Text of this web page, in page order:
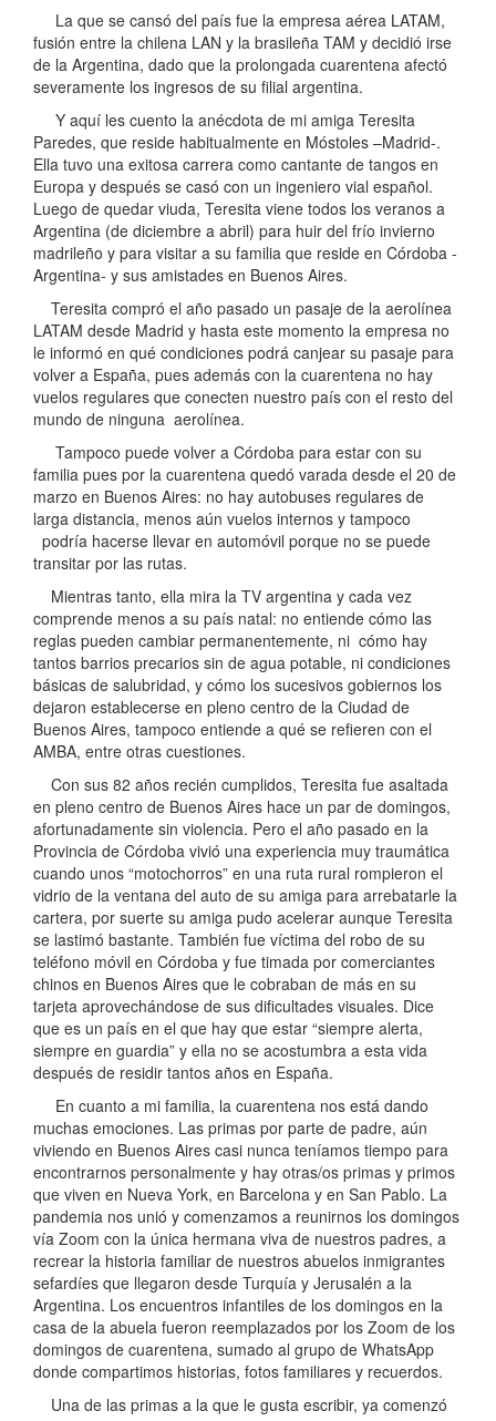
La que se cansó del país fue la empresa aérea LATAM,
fusión entre la chilena LAN y la brasileña TAM y decidió irse
de la Argentina, dado que la prolongada cuarentena afectó
severamente los ingresos de su filial argentina.
Y aquí les cuento la anécdota de mi amiga Teresita
Paredes, que reside habitualmente en Móstoles –Madrid-.
Ella tuvo una exitosa carrera como cantante de tangos en
Europa y después se casó con un ingeniero vial español.
Luego de quedar viuda, Teresita viene todos los veranos a
Argentina (de diciembre a abril) para huir del frío invierno
madrileño y para visitar a su familia que reside en Córdoba -
Argentina- y sus amistades en Buenos Aires.
Teresita compró el año pasado un pasaje de la aerolínea
LATAM desde Madrid y hasta este momento la empresa no
le informó en qué condiciones podrá canjear su pasaje para
volver a España, pues además con la cuarentena no hay
vuelos regulares que conecten nuestro país con el resto del
mundo de ninguna aerolínea.
Tampoco puede volver a Córdoba para estar con su
familia pues por la cuarentena quedó varada desde el 20 de
marzo en Buenos Aires: no hay autobuses regulares de
larga distancia, menos aún vuelos internos y tampoco
podría hacerse llevar en automóvil porque no se puede
transitar por las rutas.
Mientras tanto, ella mira la TV argentina y cada vez
comprende menos a su país natal: no entiende cómo las
reglas pueden cambiar permanentemente, ni cómo hay
tantos barrios precarios sin de agua potable, ni condiciones
básicas de salubridad, y cómo los sucesivos gobiernos los
dejaron establecerse en pleno centro de la Ciudad de
Buenos Aires, tampoco entiende a qué se refieren con el
AMBA, entre otras cuestiones.
Con sus 82 años recién cumplidos, Teresita fue asaltada
en pleno centro de Buenos Aires hace un par de domingos,
afortunadamente sin violencia. Pero el año pasado en la
Provincia de Córdoba vivió una experiencia muy traumática
cuando unos “motochorros” en una ruta rural rompieron el
vidrio de la ventana del auto de su amiga para arrebatarle la
cartera, por suerte su amiga pudo acelerar aunque Teresita
se lastimó bastante. También fue víctima del robo de su
teléfono móvil en Córdoba y fue timada por comerciantes
chinos en Buenos Aires que le cobraban de más en su
tarjeta aprovechándose de sus dificultades visuales. Dice
que es un país en el que hay que estar “siempre alerta,
siempre en guardia” y ella no se acostumbra a esta vida
después de residir tantos años en España.
En cuanto a mi familia, la cuarentena nos está dando
muchas emociones. Las primas por parte de padre, aún
viviendo en Buenos Aires casi nunca teníamos tiempo para
encontrarnos personalmente y hay otras/os primas y primos
que viven en Nueva York, en Barcelona y en San Pablo. La
pandemia nos unió y comenzamos a reunirnos los domingos
vía Zoom con la única hermana viva de nuestros padres, a
recrear la historia familiar de nuestros abuelos inmigrantes
sefardíes que llegaron desde Turquía y Jerusalén a la
Argentina. Los encuentros infantiles de los domingos en la
casa de la abuela fueron reemplazados por los Zoom de los
domingos de cuarentena, sumado al grupo de WhatsApp
donde compartimos historias, fotos familiares y recuerdos.
Una de las primas a la que le gusta escribir, ya comenzó